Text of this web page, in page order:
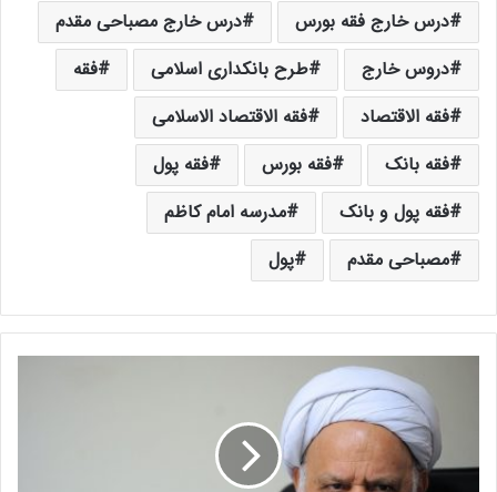
درس خارج فقه بورس
درس خارج مصباحی مقدم
دروس خارج
طرح بانکداری اسلامی
فقه
فقه الاقتصاد
فقه الاقتصاد الاسلامی
فقه بانک
فقه بورس
فقه پول
فقه پول و بانک
مدرسه امام کاظم
مصباحی مقدم
پول